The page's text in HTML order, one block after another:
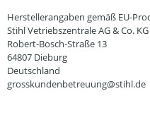
Herstellerangaben gemäß EU-
Stihl Vetriebszentrale AG & Co. KG
Robert-Bosch-Straße 13
64807 Dieburg
Deutschland
grosskundenbetreuung@stihl.de